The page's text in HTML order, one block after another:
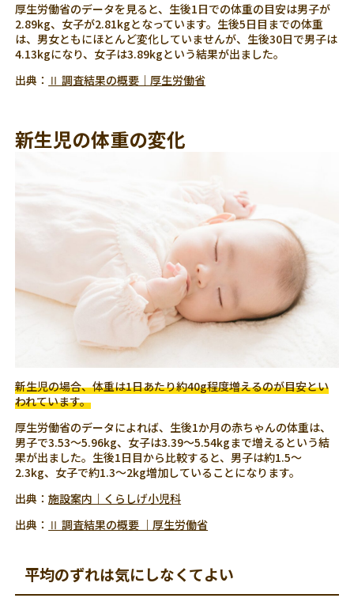
厚生労働省のデータを見ると、生後1日での体重の目安は男子が
2.89kg、女子が2.81kgとなっています。生後5日目までの体重
は、男女ともにほとんど変化していませんが、生後30日で男子は
4.13kgになり、女子は3.89kgという結果が出ました。
出典： Ⅱ 調査結果の概要｜厚生労働省
新生児の体重の変化
新生児の場合、体重は1日あたり約40g程度増えるのが目安とい
われています。
厚生労働省のデータによれば、生後1か月の赤ちゃんの体重は、
男子で3.53～5.96kg、女子は3.39～5.54kgまで増えるという結
果が出ました。生後1日目から比較すると、男子は約1.5～
2.3kg、女子で約1.3～2kg増加していることになります。
出典：施設案内｜くらしげ小児科
出典： Ⅱ 調査結果の概要 ｜厚生労働省
平均のずれは気にしなくてよい